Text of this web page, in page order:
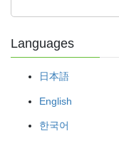
Languages
日本語
English
한국어